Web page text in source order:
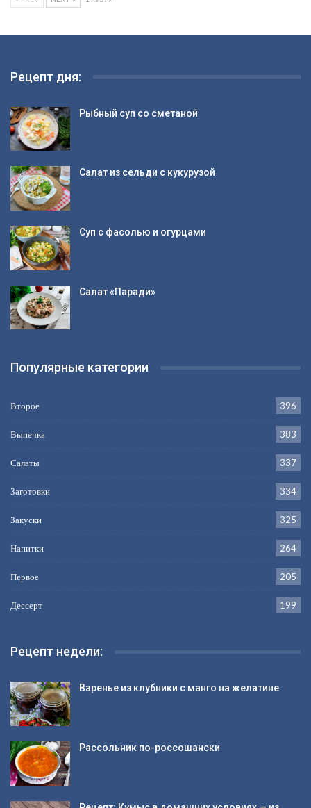
Рецепт дня:
Рыбный суп со сметаной
Салат из сельди с кукурузой
Суп с фасолью и огурцами
Салат «Паради»
Популярные категории
Второе 396
Выпечка 383
Салаты 337
Заготовки 334
Закуски 325
Напитки 264
Первое 205
Дессерт 199
Рецепт недели:
Варенье из клубники с манго на желатине
Рассольник по-россошански